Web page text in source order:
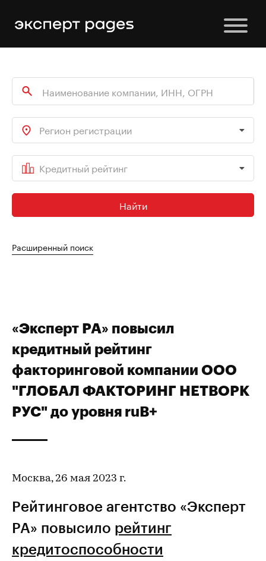
Регион регистрации
Кредитный рейтинг
Найти
Расширенный поиск
«Эксперт РА» повысил
кредитный рейтинг
факторинговой компании ООО
"ГЛОБАЛ ФАКТОРИНГ НЕТВОРК
РУС" до уровня ruВ+
Москва, 26 мая 2023 г.
Рейтинговое агентство «Эксперт
РА» повысило рейтинг
кредитоспособности